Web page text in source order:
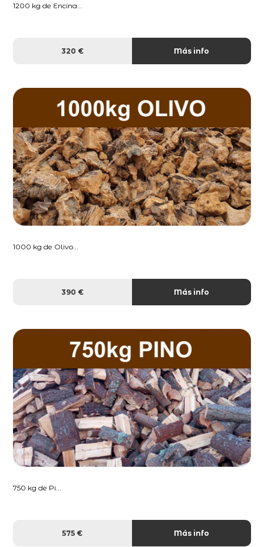
1200 kg de Encina...
320 € Más info
1000 kg de Olivo...
390 € Más info
750 kg de Pi...
575 € Más info